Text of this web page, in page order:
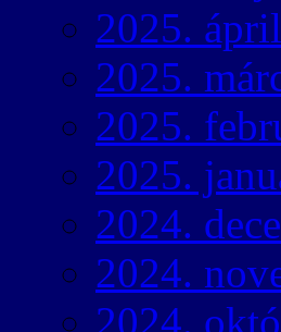
2025.
2025.
2025.
2025.
2024.
2024.
2024.